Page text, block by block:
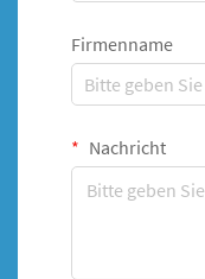
Firmenname
Nachricht